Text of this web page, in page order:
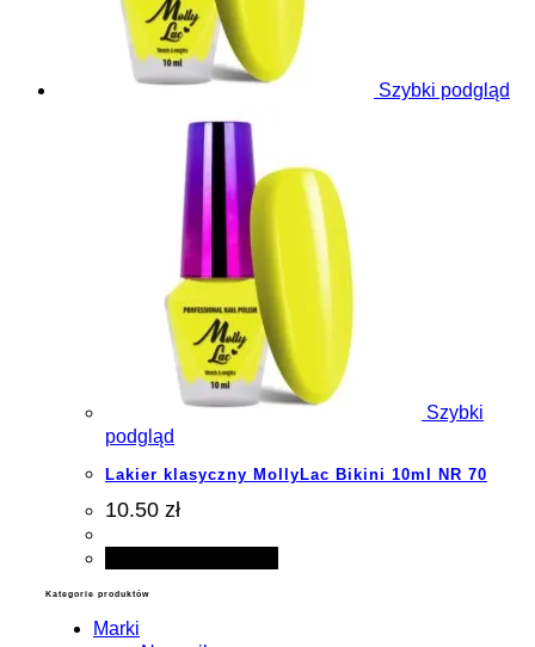
Szybki podgląd
Szybki
podgląd
Lakier klasyczny MollyLac Bikini 10ml NR 70
10.50 zł
Kategorie produktów
Marki